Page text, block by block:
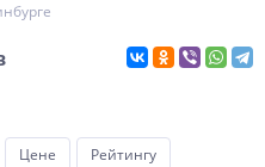
Цене Рейтингу